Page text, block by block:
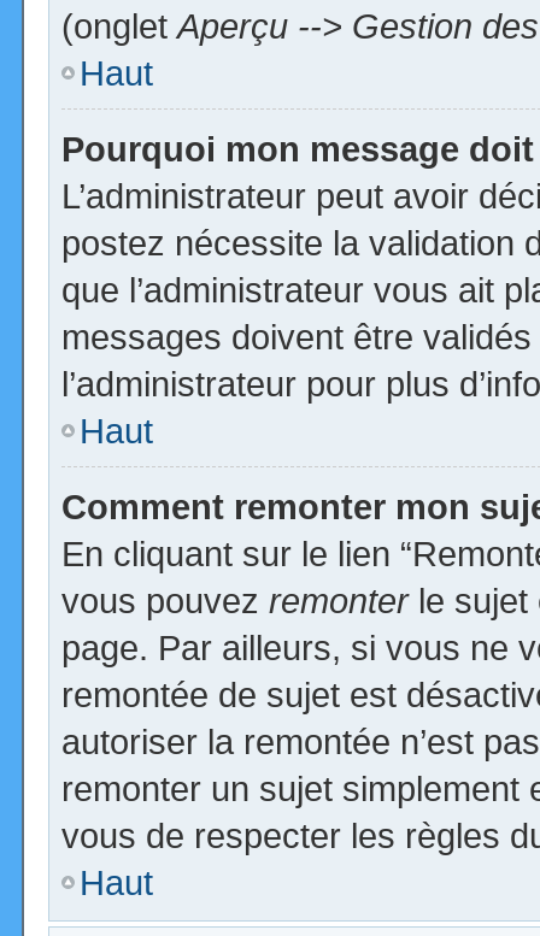
(ongletAperçu --> Gestion
Haut
Pourquoi mon message
L’administrateur peut avoir
postez nécessite la validation
que l’administrateur vous ait
messages doivent être
l’administrateur pour plus
Haut
Comment remonter mon
En cliquant sur le lien
vous pouvez remonterle sujet
page. Par ailleurs, si vous ne
remontée de sujet est
autoriser la remontée n’est
remonter un sujet
vous de respecter les règles
Haut